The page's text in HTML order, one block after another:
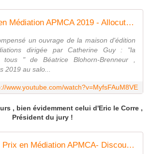
Prix du Livre en Médiation APMCA 2019 - Allocution de Catherine Guy, Editrice Médias et Médiations
un ouvrage de la maison d'édition
dirigée par Catherine Guy : "la
tous " de Béatrice Blohorn-Brenneur ,
2019 au salo...
www.youtube.com/watch?v=MyfsFAuM8VE
, bien évidemment celui d'Eric le Corre ,
Président du jury !
3e édition des Prix en Médiation APMCA- Discours d'Eric le Corre , Président du jury